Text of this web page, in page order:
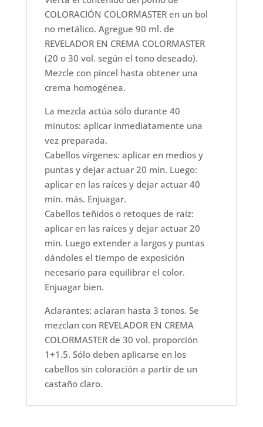
COLORACIÓN COLORMASTER en un bol
no metálico. Agregue 90 ml. de
REVELADOR EN CREMA COLORMASTER
(20 o 30 vol. según el tono deseado).
Mezcle con pincel hasta obtener una
crema homogénea.
La mezcla actúa sólo durante 40
minutos: aplicar inmediatamente una
vez preparada.
Cabellos vírgenes: aplicar en medios y
puntas y dejar actuar 20 min. Luego:
aplicar en las raíces y dejar actuar 40
min. más. Enjuagar.
Cabellos teñidos o retoques de raíz:
aplicar en las raíces y dejar actuar 20
min. Luego extender a largos y puntas
dándoles el tiempo de exposición
necesario para equilibrar el color.
Enjuagar bien.
Aclarantes: aclaran hasta 3 tonos. Se
mezclan con REVELADOR EN CREMA
COLORMASTER de 30 vol. proporción
1+1.5. Sólo deben aplicarse en los
cabellos sin coloración a partir de un
castaño claro.